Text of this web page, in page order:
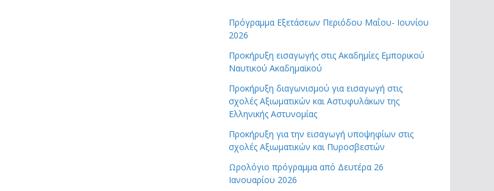
Πρόγραμμα Εξετάσεων Περιόδου Μαΐου- Ιουνίου
2026
Προκήρυξη εισαγωγής στις Ακαδημίες Εμπορικού
Ναυτικού Ακαδημαϊκού
Προκήρυξη διαγωνισμού για εισαγωγή στις
σχολές Αξιωματικών και Αστυφυλάκων της
Ελληνικής Αστυνομίας
Προκήρυξη για την εισαγωγή υποψηφίων στις
σχολές Αξιωματικών και Πυροσβεστών
Ωρολόγιο πρόγραμμα από Δευτέρα 26
Ιανουαρίου 2026